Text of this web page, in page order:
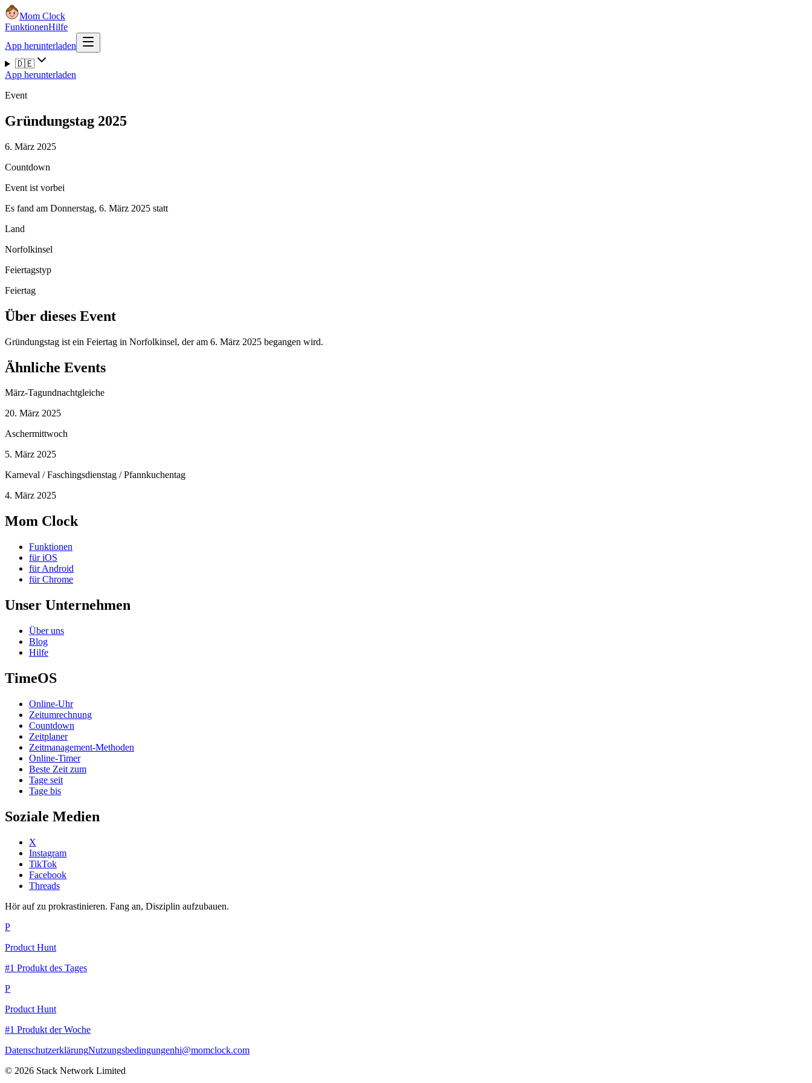
Mom Clock
FunktionenHilfe
App herunterladen
🇩🇪
App herunterladen
Event
Gründungstag 2025
6. März 2025
Countdown
Event ist vorbei
Es fand am Donnerstag, 6. März 2025 statt
Land
Norfolkinsel
Feiertagstyp
Feiertag
Über dieses Event
Gründungstag ist ein Feiertag in Norfolkinsel, der am 6. März 2025 begangen wird.
Ähnliche Events
März-Tagundnachtgleiche
20. März 2025
Aschermittwoch
5. März 2025
Karneval / Faschingsdienstag / Pfannkuchentag
4. März 2025
Mom Clock
Funktionen
für iOS
für Android
für Chrome
Unser Unternehmen
Über uns
Blog
Hilfe
TimeOS
Online-Uhr
Zeitumrechnung
Countdown
Zeitplaner
Zeitmanagement-Methoden
Online-Timer
Beste Zeit zum
Tage seit
Tage bis
Soziale Medien
X
Instagram
TikTok
Facebook
Threads
Hör auf zu prokrastinieren. Fang an, Disziplin aufzubauen.
P
Product Hunt
#1 Produkt des Tages
P
Product Hunt
#1 Produkt der Woche
DatenschutzerklärungNutzungsbedingungenhi@momclock.com
© 2026 Stack Network Limited